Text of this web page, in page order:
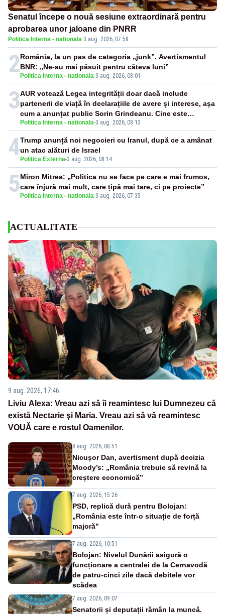
Senatul începe o nouă sesiune extraordinară pentru
aprobarea unor jaloane din PNRR
Politica Interna - nationala·3 aug. 2026, 07:58
2 Politica Interna - nationala-3 aug. 2026, 08:01
România, la un pas de categoria „junk”. Avertismentul
BNR: „Ne-au mai păsuit pentru câteva luni”
3
Politica Interna - nationala-3 aug. 2026, 08:13
AUR votează Legea integrității doar dacă include
partenerii de viață în declarațiile de avere și interese, așa
cum a anunțat public Sorin Grindeanu. Cine este
incompatibil sau în conflict de interese trebuie să plece
din funcție: fără excepții!
4 Politica Externa-3 aug. 2026, 08:14
Trump anunță noi negocieri cu Iranul, după ce a amânat
un atac alături de Israel
5 Politica Interna - nationala-3 aug. 2026, 07:35
Miron Mitrea: „Politica nu se face pe care e mai frumos,
care înjură mai mult, care țipă mai tare, ci pe proiecte”
ACTUALITATE
9 aug. 2026, 17:46
Liviu Alexa: Vreau azi sǎ îi reamintesc lui Dumnezeu cǎ
existǎ Nectarie şi Maria. Vreau azi sǎ vǎ reamintesc
VOUǍ care e rostul Oamenilor.
8 aug. 2026, 08:51
Nicușor Dan, avertisment după decizia
Moody’s: „România trebuie să revină la
creștere economică”
7 aug. 2026, 15:26
PSD, replică dură pentru Bolojan:
„România este într-o situație de forță
majoră”
7 aug. 2026, 10:51
Bolojan: Nivelul Dunării asigură o
funcționare a centralei de la Cernavodă
de patru-cinci zile dacă debitele vor
scădea
7 aug. 2026, 09:07
Senatorii și deputații rămân la muncă.